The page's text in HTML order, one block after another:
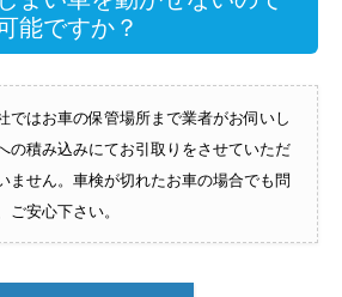
能ですか？
ではお車の保管場所まで業者がお伺いし
の積み込みにてお引取りをさせていただ
ません。車検が切れたお車の場合でも問
安心下さい。